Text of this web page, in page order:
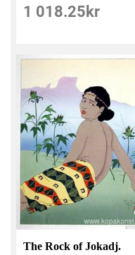
1 018.25 kr
The Rock of Jokadj.